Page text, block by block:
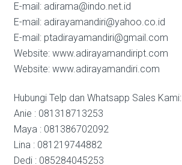
E-mail: adirama@indo.net.id
E-mail: adirayamandiri@yahoo.co.id
E-mail: ptadirayamandiri@gmail.com
Website: www.adirayamandiript.com
Website: www.adirayamandiri.com
Hubungi Telp dan Whatsapp Sales Kami:
Anie : 081318713253
Maya : 081386702092
Lina : 081219744882
Dedi : 085284045253